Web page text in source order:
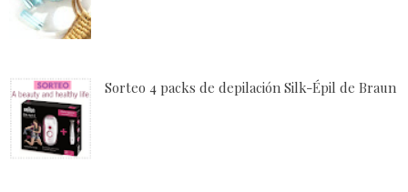
Sorteo 4 packs de depilación Silk-Épil de Braun